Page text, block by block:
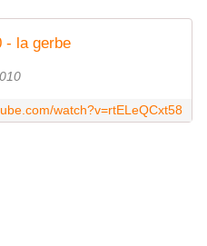
- la gerbe
watch?v=rtELeQCxt58